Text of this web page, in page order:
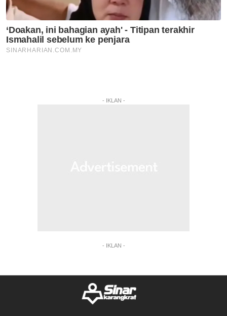
- IKLAN -
- IKLAN -